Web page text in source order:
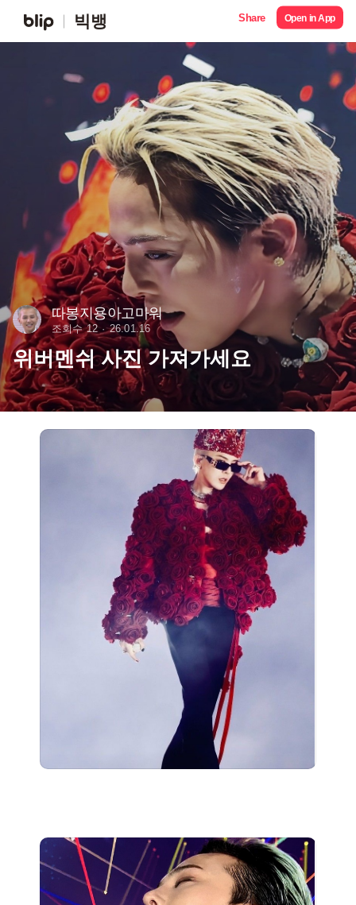
빅뱅 Share Open in App
따봉지용아고마워
조회수 12 26.01.16
위버멘쉬 사진 가져가세요